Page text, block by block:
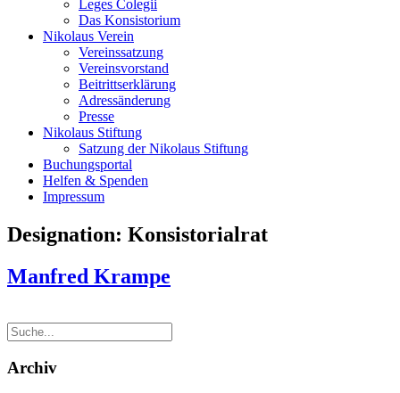
Leges Colegii
Das Konsistorium
Nikolaus Verein
Vereinssatzung
Vereinsvorstand
Beitrittserklärung
Adressänderung
Presse
Nikolaus Stiftung
Satzung der Nikolaus Stiftung
Buchungsportal
Helfen & Spenden
Impressum
Designation: Konsistorialrat
Manfred Krampe
Archiv